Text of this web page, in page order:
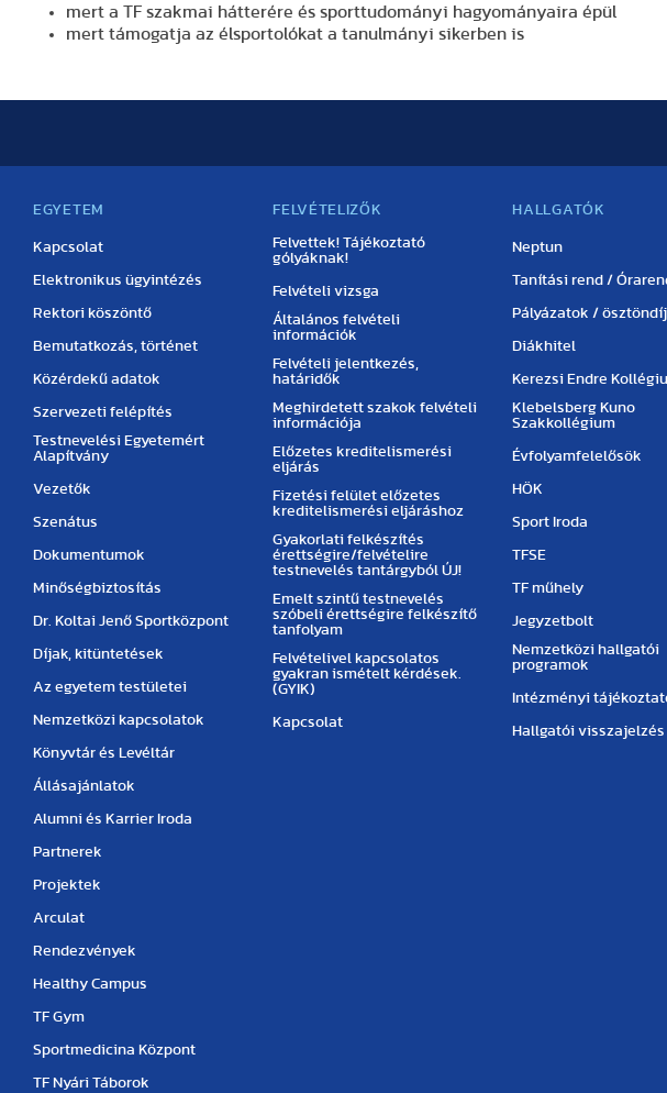
mert a TF szakmai hátterére és sporttudományi hagyományaira épül
mert támogatja az élsportolókat a tanulmányi sikerben is
EGYETEM
Kapcsolat
Elektronikus ügyintézés
Rektori köszöntő
Bemutatkozás, történet
Közérdekű adatok
Szervezeti felépítés
Testnevelési Egyetemért
Alapítvány
Vezetők
Szenátus
Dokumentumok
Minőségbiztosítás
Dr. Koltai Jenő Sportközpont
Díjak, kitüntetések
Az egyetem testületei
Nemzetközi kapcsolatok
Könyvtár és Levéltár
Állásajánlatok
Alumni és Karrier Iroda
Partnerek
Projektek
Arculat
Rendezvények
Healthy Campus
TF Gym
Sportmedicina Központ
TF Nyári Táborok
FELVÉTELIZŐK
Felvettek! Tájékoztató
gólyáknak!
Felvételi vizsga
Általános felvételi
információk
Felvételi jelentkezés,
határidők
Meghirdetett szakok felvételi
információja
Előzetes kreditelismerési
eljárás
Fizetési felület előzetes
kreditelismerési eljáráshoz
Gyakorlati felkészítés
érettségire/felvételire
testnevelés tantárgyból ÚJ!
Emelt szintű testnevelés
szóbeli érettségire felkészítő
tanfolyam
Felvételivel kapcsolatos
gyakran ismételt kérdések.
(GYIK)
Kapcsolat
HALLGATÓK
Neptun
Tanítási rend /
Pályázatok /
Diákhitel
Kerezsi Endre
Klebelsberg Kuno
Szakkollégium
Évfolyamfelelősök
HÖK
Sport Iroda
TFSE
TF műhely
Jegyzetbolt
Nemzetközi hallgatói
programok
Intézményi
Hallgatói visszajelzés